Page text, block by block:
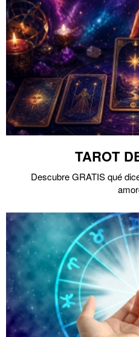
TAROT
Descubre GRATIS qué